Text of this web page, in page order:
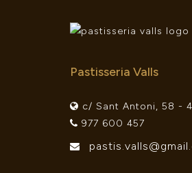
Pastisseria Valls
c/ Sant Antoni, 58 -
977 600 457